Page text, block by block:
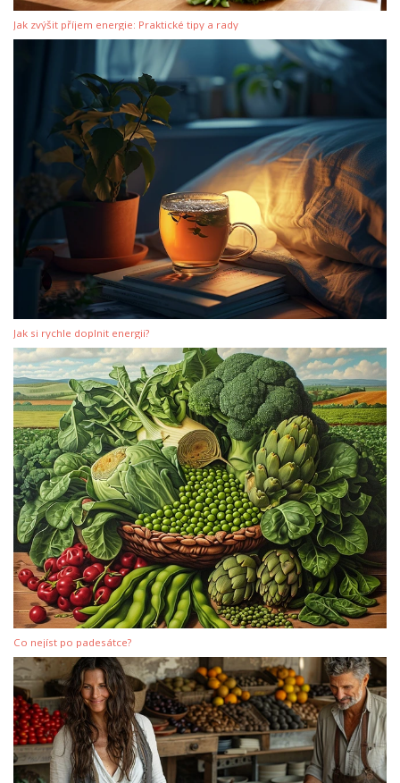
Jak zvýšit příjem energie: Praktické tipy a rady
Jak si rychle doplnit energii?
Co nejíst po padesátce?